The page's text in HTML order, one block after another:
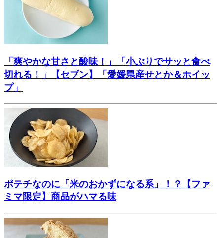
「爽やかな甘さと酸味！」「小ぶりでサッと食べ
切れる！」【セブン】「愛媛県産せとか＆ホイッ
プ」
ポテチなのに「米のおかずになる系」！？【ファ
ミマ限定】商品がハマる味